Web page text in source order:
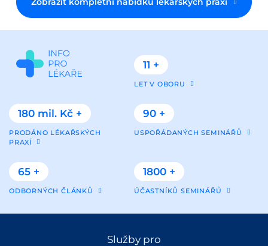
11 +
LET V OBORU
180 mil. Kč +
PRODÁNO LÉKAŘSKÝCH
PRAXÍ
90 +
USPOŘÁDANÝCH SEMINÁŘŮ
65 +
ODBORNÝCH ČLÁNKŮ
1800 +
ÚČASTNÍKŮ SEMINÁŘŮ
Služby pro